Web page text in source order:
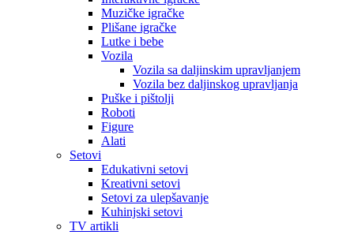
Muzičke igračke
Plišane igračke
Lutke i bebe
Vozila
Vozila sa daljinskim upravljanjem
Vozila bez daljinskog upravljanja
Puške i pištolji
Roboti
Figure
Alati
Setovi
Edukativni setovi
Kreativni setovi
Setovi za ulepšavanje
Kuhinjski setovi
TV artikli